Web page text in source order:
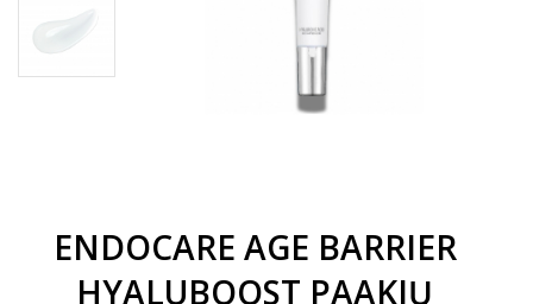
ENDOCARE AGE BARRIER
HYALUBOOST PAAKIŲ